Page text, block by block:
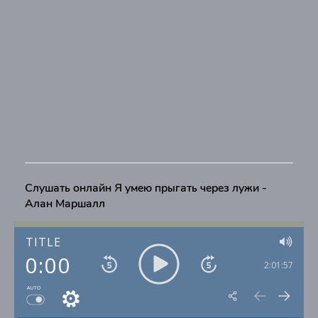
Слушать онлайн Я умею прыгать через лужи -
Алан Маршалл
TITLE
0:00 2:01:57
AUTO